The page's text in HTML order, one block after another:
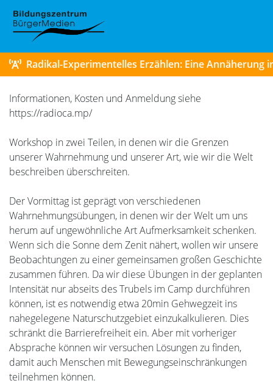
Radikal-Experimentelles Erzählen: Eine Annäherung
Informationen, Kosten und Anmeldung siehe
https://radioca.mp/
Workshop in zwei Teilen, in denen wir die Grenzen
unserer Wahrnehmung und unserer Art, wie wir die Welt
beschreiben überschreiten.
Der Vormittag ist geprägt von verschiedenen
Wahrnehmungsübungen, in denen wir der Welt um uns
herum auf ungewöhnliche Art Aufmerksamkeit schenken.
Wenn sich die Sonne dem Zenit nähert, wollen wir unsere
Beobachtungen zu einer gemeinsamen großen Geschichte
zusammen führen. Da wir diese Übungen in der geplanten
Intensität nur abseits des Trubels im Camp durchführen
können, ist es notwendig etwa 20min Gehwegzeit ins
nahegelegene Naturschutzgebiet einzukalkulieren. Dies
schränkt die Barrierefreiheit ein. Aber mit vorheriger
Absprache können wir versuchen Lösungen zu finden,
damit auch Menschen mit Bewegungseinschränkungen
teilnehmen können.